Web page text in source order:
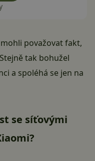
považovat fakt,
tak bohužel
a spoléhá se jen na
se síťovými